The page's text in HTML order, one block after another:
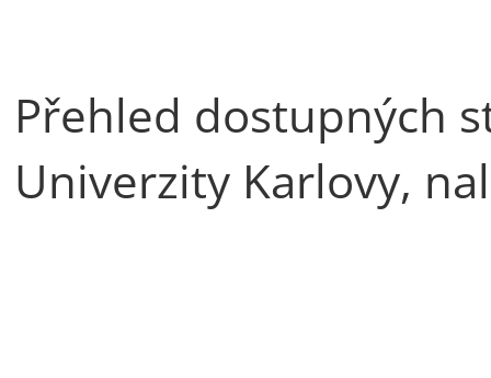
Přehled dostupných
Univerzity Karlovy,